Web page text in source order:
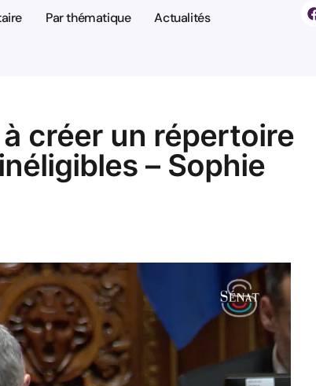
Par thématique
Actualités
créer un répertoire
– Sophie